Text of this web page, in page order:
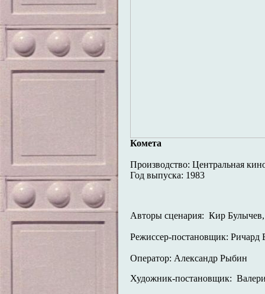
Комета
Производство: Центральная
Год выпуска: 1983
Авторы сценария: Кир
Режиссер-постановщик:
Оператор: Александр Рыбин
Художник-постановщик: